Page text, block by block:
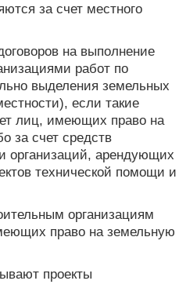
за счет местного
на выполнение
работ по
выделения земельных
если такие
лиц, имеющих право на
за счет средств
организаций, арендующих
технической помощи и
организациям
право на земельную
проекты